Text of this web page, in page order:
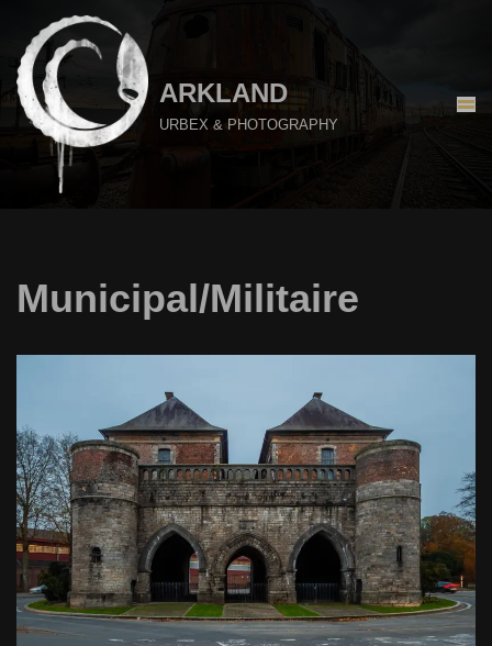
Aller
au
contenu
ARKLAND
URBEX & PHOTOGRAPHY
Municipal/Militaire